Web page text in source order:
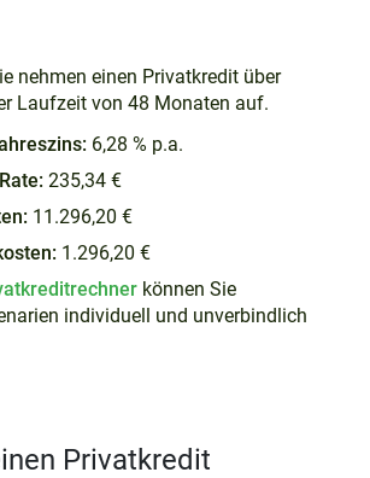
nehmen einen Privatkredit über
Laufzeit von 48 Monaten auf.
6,28 % p.a.
235,34 €
11.296,20 €
1.296,20 €
können Sie
individuell und unverbindlich
Privatkredit